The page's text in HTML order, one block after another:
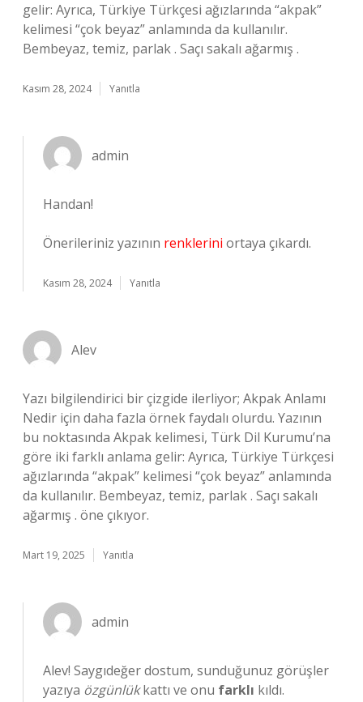
gelir: Ayrıca, Türkiye Türkçesi ağızlarında “akpak”
kelimesi “çok beyaz” anlamında da kullanılır.
Bembeyaz, temiz, parlak . Saçı sakalı ağarmış .
Kasım 28, 2024 Yanıtla
admin
Handan!
Önerileriniz yazının renklerini ortaya çıkardı.
Kasım 28, 2024 Yanıtla
Alev
Yazı bilgilendirici bir çizgide ilerliyor; Akpak Anlamı
Nedir için daha fazla örnek faydalı olurdu. Yazının
bu noktasında Akpak kelimesi, Türk Dil Kurumu’na
göre iki farklı anlama gelir: Ayrıca, Türkiye Türkçesi
ağızlarında “akpak” kelimesi “çok beyaz” anlamında
da kullanılır. Bembeyaz, temiz, parlak . Saçı sakalı
ağarmış . öne çıkıyor.
Mart 19, 2025 Yanıtla
admin
Alev! Saygıdeğer dostum, sunduğunuz görüşler
yazıya özgünlükkattı ve onu farklı kıldı.